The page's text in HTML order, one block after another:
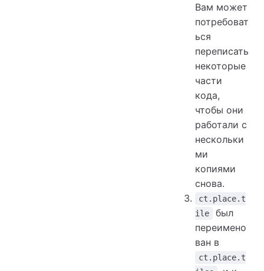
Вам может
потребоват
ься
переписать
некоторые
части
кода,
чтобы они
работали с
нескольки
ми
копиями
снова.
ct.place.t
ile
был
переимено
ван в
ct.place.t